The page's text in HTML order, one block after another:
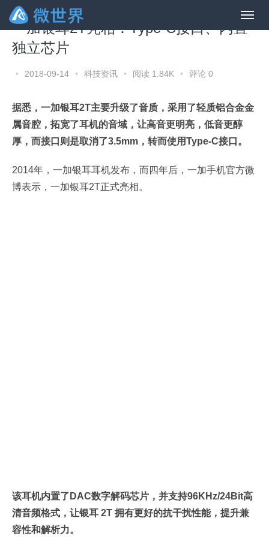
一加银耳2T亮相：Type-C接口、内置
独立芯片
• 2018-09-14 • 科技资讯 • 阅读 1.84K • 评论 0
据悉，一加银耳2T主要升级了音质，采用了轻质铝合金金
属音腔，拓宽了耳机的音域，让高音更明亮，低音更醇
厚，而接口则是取消了3.5mm，转而使用Type-C接口。
2014年，一加银耳耳机发布，而四年后，一加手机官方微
博表示，一加银耳2T正式亮相。
该耳机内置了DAC数字解码芯片，并支持96KHz/24Bit高
清音频格式，让银耳 2T 拥有更好的抗干扰性能，提升兼
容性和解析力。